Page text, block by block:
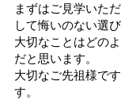
まずはご見学いた
して悔いのない選
大切なことはどの
だと思います。
大切なご先祖様で
す。